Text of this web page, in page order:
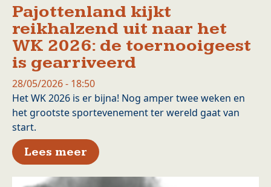
Pajottenland kijkt
reikhalzend uit naar het
WK 2026: de toernooigeest
is gearriveerd
28/05/2026 - 18:50
Het WK 2026 is er bijna! Nog amper twee weken en
het grootste sportevenement ter wereld gaat van
start.
Lees meer over Pajottenland kijkt